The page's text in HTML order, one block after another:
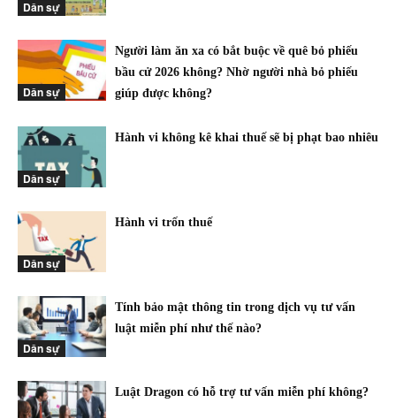
Dân sự
Dân sự
Người làm ăn xa có bắt buộc về quê bỏ phiếu
bầu cử 2026 không? Nhờ người nhà bỏ phiếu
giúp được không?
Dân sự
Hành vi không kê khai thuế sẽ bị phạt bao nhiêu
Dân sự
Hành vi trốn thuế
Dân sự
Tính bảo mật thông tin trong dịch vụ tư vấn
luật miễn phí như thế nào?
Luật Dragon có hỗ trợ tư vấn miễn phí không?